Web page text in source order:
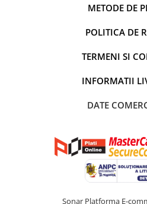
METODE DE
POLITICA DE
TERMENI SI
INFORMATII
DATE
Sonar Platforma E-